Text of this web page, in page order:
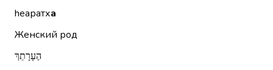
hеаратха
Женский род
הֶעָרָתֵךְ